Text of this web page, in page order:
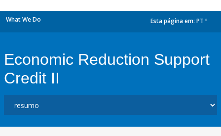
What We Do Esta página em: PT
Economic Reduction Support
Credit II